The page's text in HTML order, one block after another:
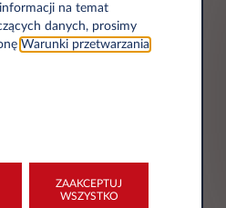
na temat
danych, prosimy
Warunki przetwarzania
ZAAKCEPTUJ
WSZYSTKO